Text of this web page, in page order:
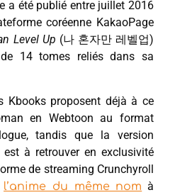
a été publié entre juillet 2016
coréenne KakaoPage
Level Up (나 혼자만 레벨업)
14 tomes reliés dans sa
Kbooks proposent déjà à ce
en Webtoon au format
tandis que la version
à retrouver en exclusivité
de streaming Crunchyroll
l’anime du même nom à